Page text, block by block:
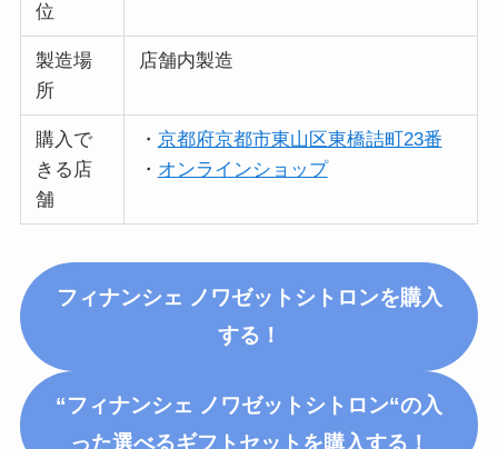
位
製造場
所
店舗内製造
購入で
きる店
舗
・ 京都府京都市東山区東橋詰町23番
・ オンラインショップ
フィナンシェ ノワゼットシトロンを購入
する！
“フィナンシェ ノワゼットシトロン“の入
った選べるギフトセットを購入する！